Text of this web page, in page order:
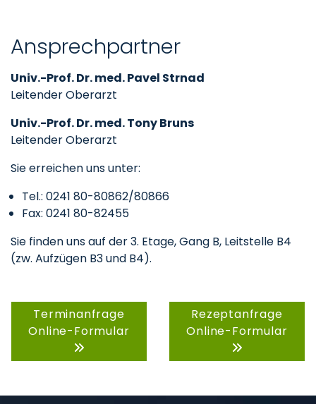
Ansprechpartner
Univ.-Prof. Dr. med. Pavel Strnad
Leitender Oberarzt
Univ.-Prof. Dr. med. Tony Bruns
Leitender Oberarzt
Sie erreichen uns unter:
Tel.: 0241 80-80862/80866
Fax: 0241 80-82455
Sie finden uns auf der 3. Etage, Gang B, Leitstelle B4
(zw. Aufzügen B3 und B4).
Terminanfrage
Online-Formular
Rezeptanfrage
Online-Formular